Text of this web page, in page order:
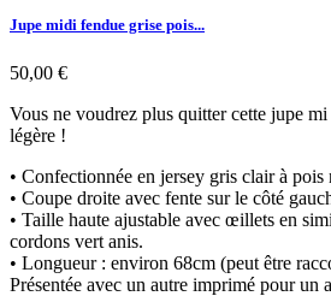
Jupe midi fendue grise pois...
50,00 €
Vous ne voudrez plus quitter cette jupe
légère !
• Confectionnée en jersey gris clair à pois
• Coupe droite avec fente sur le côté
• Taille haute ajustable avec œillets en
cordons vert anis.
• Longueur : environ 68cm (peut être
Présentée avec un autre imprimé pour un